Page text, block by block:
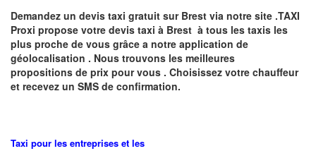
Demandez un devis taxi gratuit sur Brest via notre site .TAXI
Proxi propose votre devis taxi à Brest à tous les taxis les
plus proche de vous grâce a notre application de
géolocalisation . Nous trouvons les meilleures
propositions de prix pour vous . Choisissez votre chauffeur
et recevez un SMS de confirmation.
Taxi pour les entreprises et les